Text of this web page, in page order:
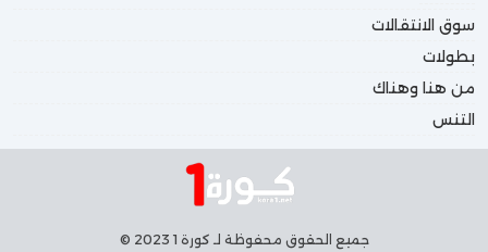
سوق الانتقالات
بطولات
من هنا وهناك
التنس
جميع الحقوق محفوظة لـ كورة 1 2023 ©